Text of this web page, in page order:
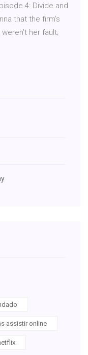
4: Divide and
that the firm's
her fault;
assistir online